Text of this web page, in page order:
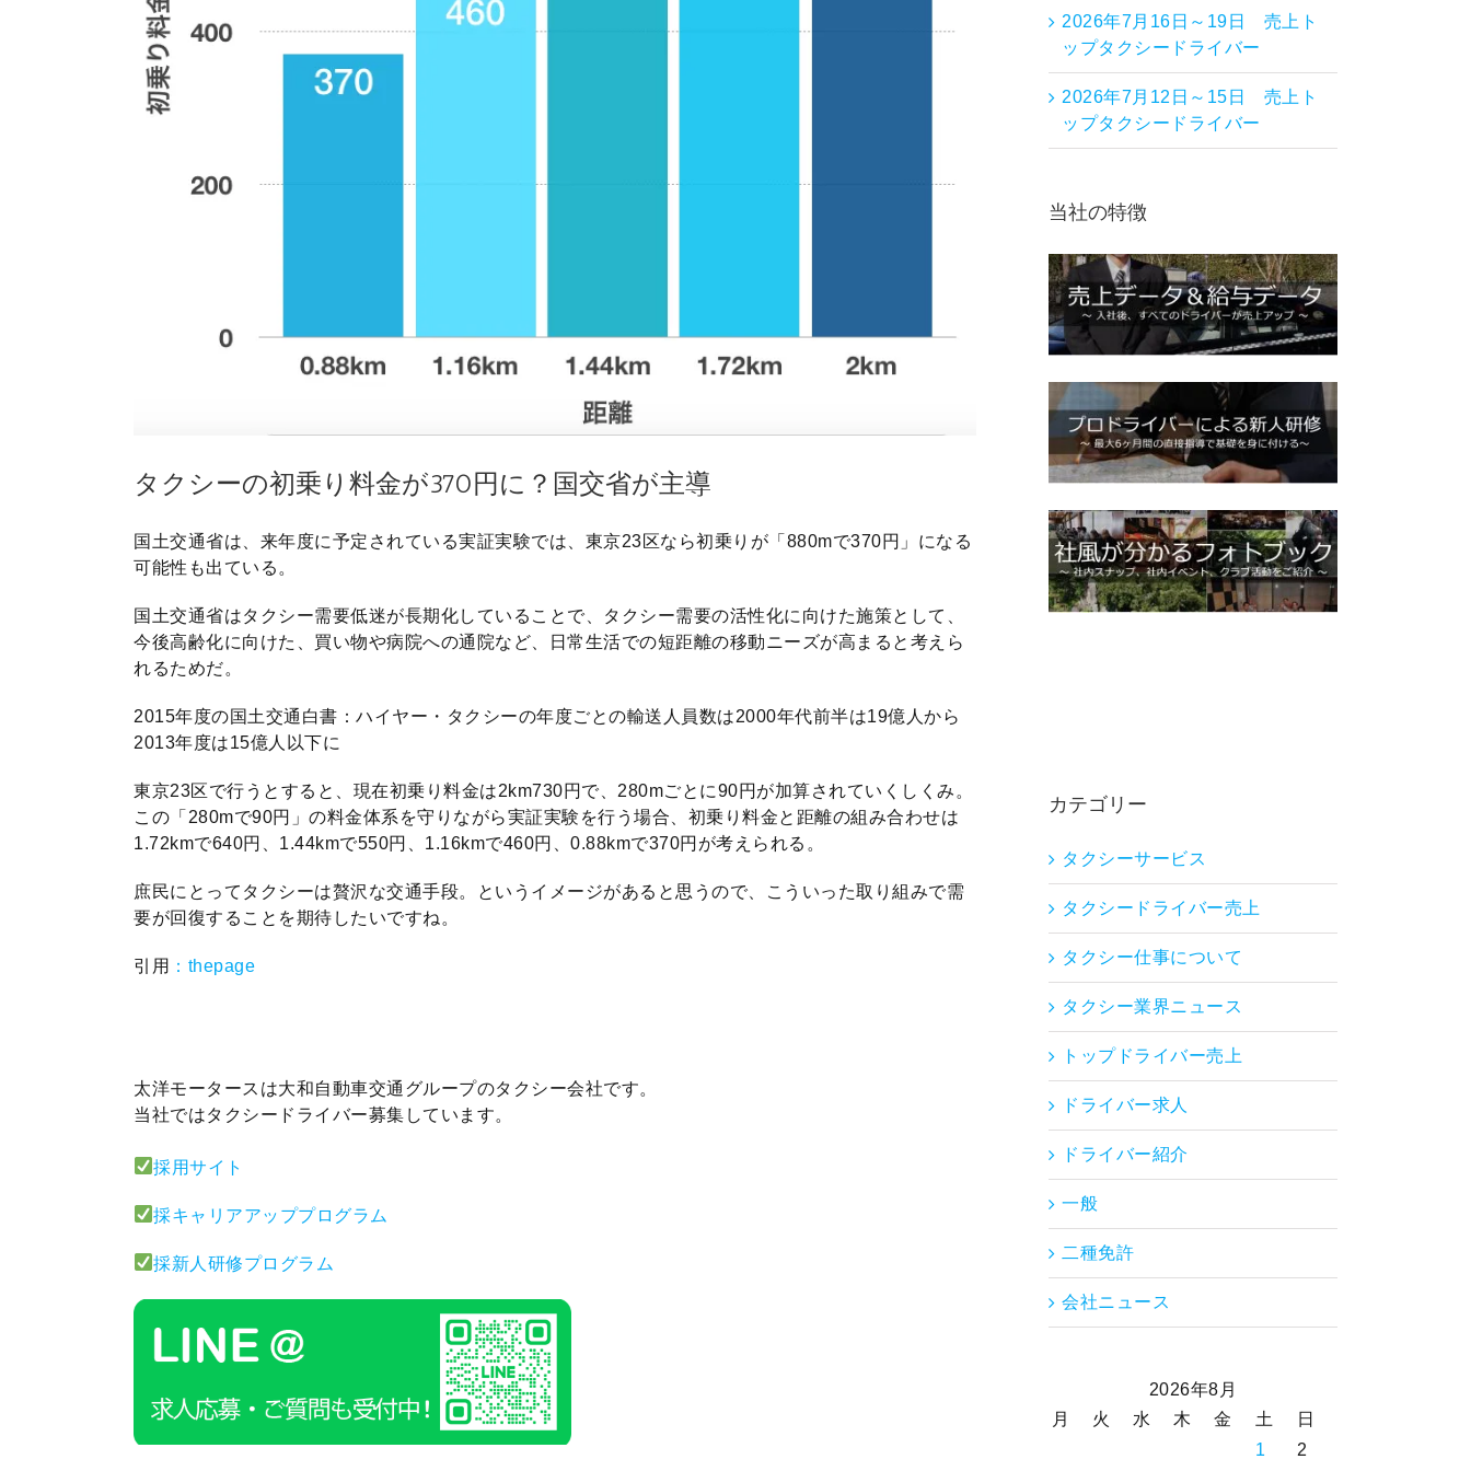
タクシーの初乗り料金が370円に？国交省が主導
国土交通省は、来年度に予定されている実証実験では、東京23区なら初乗りが「880mで370円」になる
可能性も出ている。
国土交通省はタクシー需要低迷が長期化していることで、タクシー需要の活性化に向けた施策として、
今後高齢化に向けた、買い物や病院への通院など、日常生活での短距離の移動ニーズが高まると考えら
れるためだ。
2015年度の国土交通白書：ハイヤー・タクシーの年度ごとの輸送人員数は2000年代前半は19億人から
2013年度は15億人以下に
東京23区で行うとすると、現在初乗り料金は2km730円で、280mごとに90円が加算されていくしくみ。
この「280mで90円」の料金体系を守りながら実証実験を行う場合、初乗り料金と距離の組み合わせは
1.72kmで640円、1.44kmで550円、1.16kmで460円、0.88kmで370円が考えられる。
庶民にとってタクシーは贅沢な交通手段。というイメージがあると思うので、こういった取り組みで需
要が回復することを期待したいですね。
引用 ：thepage
太洋モータースは大和自動車交通グループのタクシー会社です。
当社ではタクシードライバー募集しています。
採用サイト
採キャリアアッププログラム
採新人研修プログラム
2026年7月16日～19日 売上ト
ップタクシードライバー
2026年7月12日～15日 売上ト
ップタクシードライバー
当社の特徴
カテゴリー
タクシーサービス
タクシードライバー売上
タクシー仕事について
タクシー業界ニュース
トップドライバー売上
ドライバー求人
ドライバー紹介
一般
二種免許
会社ニュース
2026年8月
月
火 水 木 金 土
日
1
2